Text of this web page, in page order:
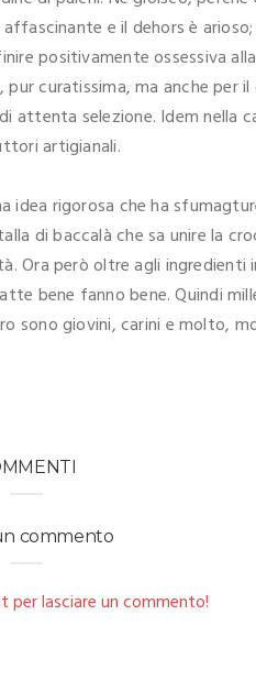
e il dehors è
positivamente ossessiva
curatissima, ma anche per
selezione. Idem nella
artigianali.
rigorosa che ha
di baccalà che sa unire la
Ora però oltre agli ingredienti
bene fanno bene. Quindi
sono giovini, carini e molto,
commento
per lasciare un commento!